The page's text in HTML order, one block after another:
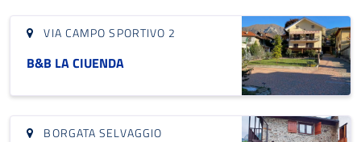
VIA CAMPO SPORTIVO 2
B&B LA CIUENDA
BORGATA SELVAGGIO